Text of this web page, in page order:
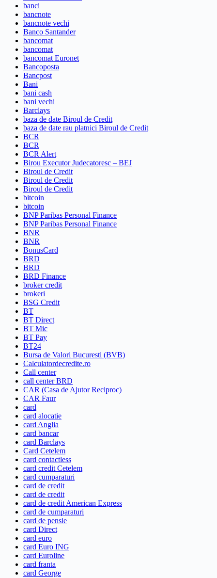
banci
bancnote
bancnote vechi
Banco Santander
bancomat
bancomat
bancomat Euronet
Bancoposta
Bancpost
Bani
bani cash
bani vechi
Barclays
baza de date Biroul de Credit
baza de date rau platnici Biroul de Credit
BCR
BCR
BCR Alert
Birou Executor Judecatoresc – BEJ
Biroul de Credit
Biroul de Credit
Biroul de Credit
bitcoin
bitcoin
BNP Paribas Personal Finance
BNP Paribas Personal Finance
BNR
BNR
BonusCard
BRD
BRD
BRD Finance
broker credit
brokeri
BSG Credit
BT
BT Direct
BT Mic
BT Pay
BT24
Bursa de Valori Bucuresti (BVB)
Calculatordecredite.ro
Call center
call center BRD
CAR (Casa de Ajutor Reciproc)
CAR Faur
card
card alocatie
card Anglia
card bancar
card Barclays
Card Cetelem
card contactless
card credit Cetelem
card cumparaturi
card de credit
card de credit
card de credit American Express
card de cumparaturi
card de pensie
card Direct
card euro
card Euro ING
card Euroline
card franta
card George